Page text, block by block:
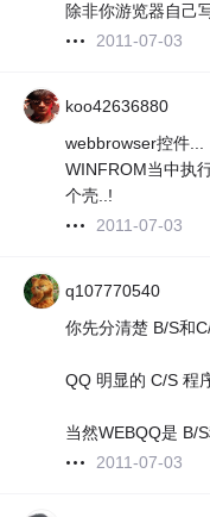
除非你游览器自己
2011-07-03
koo42636880
webbrowser控件...
WINFROM当中执
个壳..!
2011-07-03
q107770540
你先分清楚 B/S和
QQ 明显的 C/S 程
当然WEBQQ是 B/
2011-07-03